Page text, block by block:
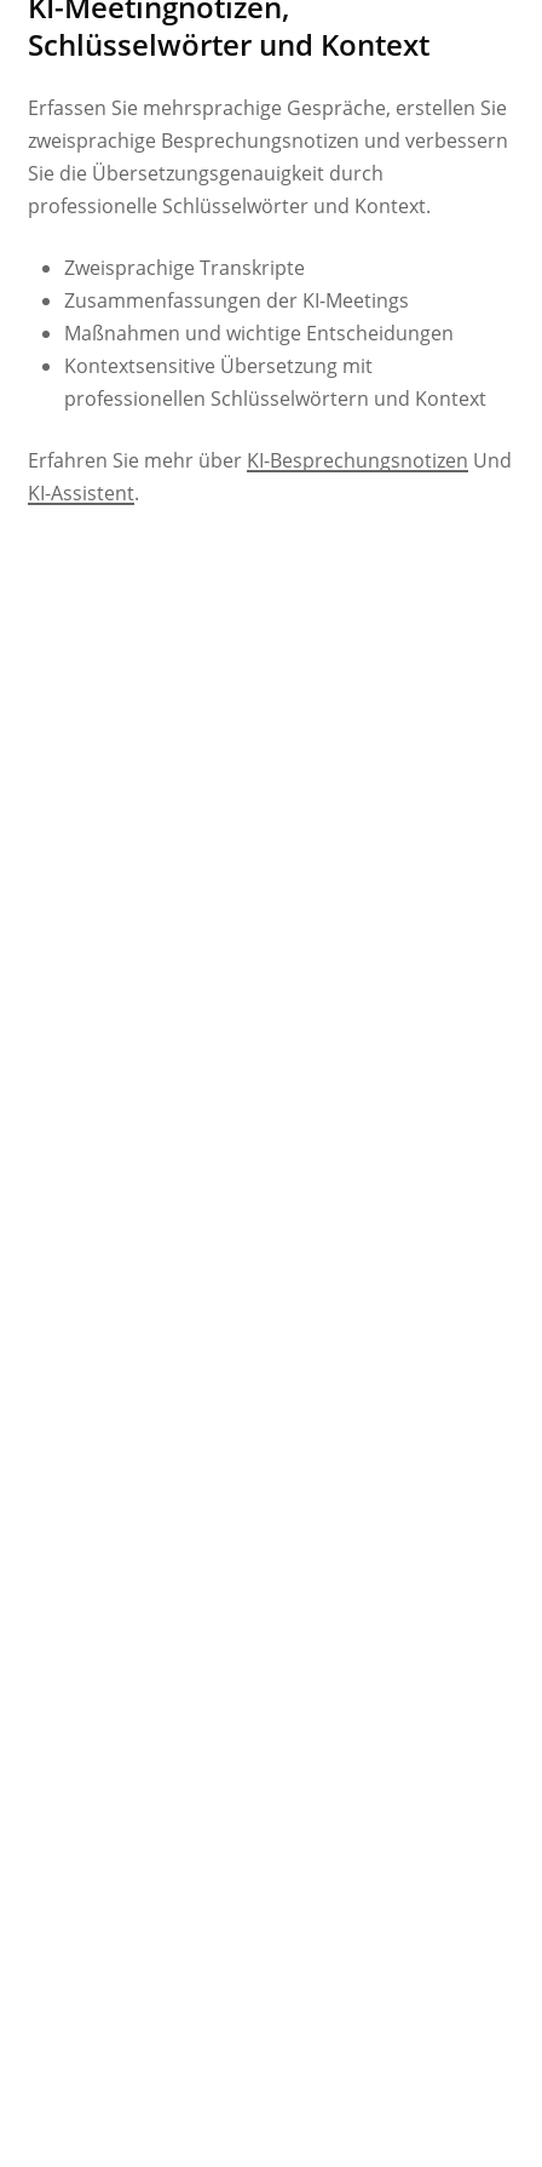
Schlüsselwörter und Kontext
Erfassen Sie mehrsprachige Gespräche, erstellen Sie
zweisprachige Besprechungsnotizen und verbessern
Sie die Übersetzungsgenauigkeit durch
professionelle Schlüsselwörter und Kontext.
Zweisprachige Transkripte
Zusammenfassungen der KI-Meetings
Maßnahmen und wichtige Entscheidungen
Kontextsensitive Übersetzung mit
professionellen Schlüsselwörtern und Kontext
Erfahren Sie mehr über KI-Besprechungsnotizen Und
KI-Assistent.